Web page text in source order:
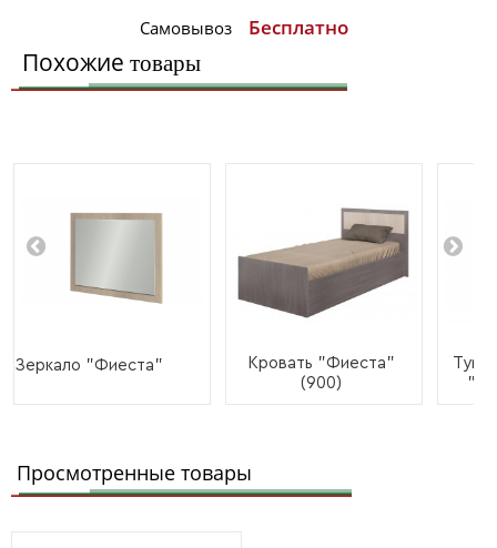
Самовывоз Бесплатно
Похожие товары
Зеркало "Фиеста"
Кровать "Фиеста"
(900)
Просмотренные товары